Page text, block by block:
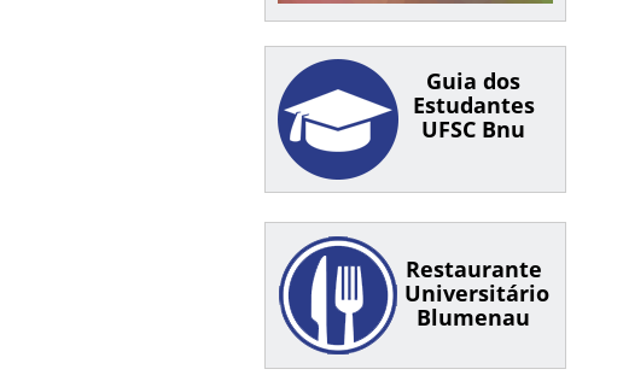
Guia dos
Estudantes
UFSC Bnu
Restaurante
Universitário
Blumenau